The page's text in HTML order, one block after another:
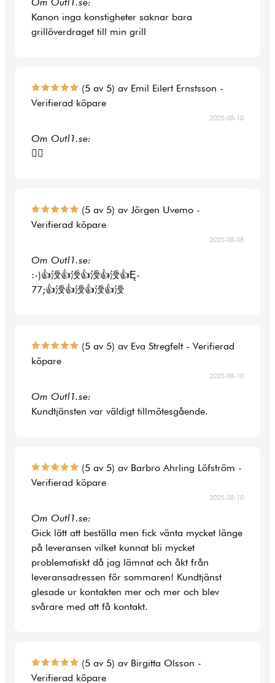
Kanon inga konstigheter saknar bara
grillöverdraget till min grill
(5 av 5) av Emil Eilert Ernstsson -
Verifierad köpare
2025-08-10
Om Outl1.se:
👍🏻
(5 av 5) av Jörgen Uvemo -
Verifierad köpare
2025-08-08
Om Outl1.se:
:-)👍涭👍涭👍涭👍涭👍Ę-
77;👍涭👍涭👍涭👍涭
(5 av 5) av Eva Stregfelt - Verifierad
köpare
2025-08-10
Om Outl1.se:
Kundtjänsten var väldigt tillmötesgående.
(5 av 5) av Barbro Ahrling Löfström -
Verifierad köpare
2025-08-10
Om Outl1.se:
Gick lätt att beställa men fick vänta mycket länge
på leveransen vilket kunnat bli mycket
problematiskt då jag lämnat och åkt från
leveransadressen för sommaren! Kundtjänst
glesade ur kontakten mer och mer och blev
svårare med att få kontakt.
(5 av 5) av Birgitta Olsson -
Verifierad köpare